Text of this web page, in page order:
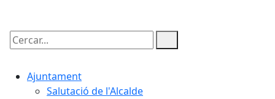
Cercar:
Ajuntament
Salutació de l'Alcalde